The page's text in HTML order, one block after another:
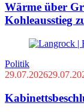
Wärme über
Kohleausstieg
Politik
29.07.2026